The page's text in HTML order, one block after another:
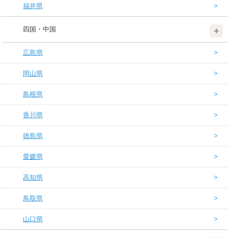
福井県
四国・中国
広島県
岡山県
島根県
香川県
徳島県
愛媛県
高知県
鳥取県
山口県